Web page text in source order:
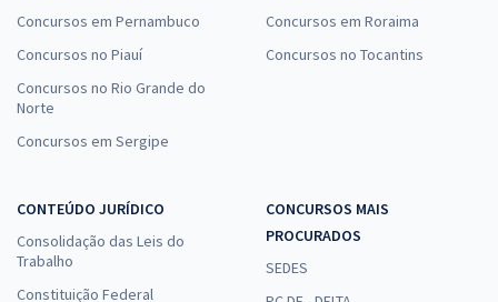
Concursos em Pernambuco
Concursos no Piauí
Concursos no Rio Grande do
Norte
Concursos em Sergipe
Concursos em Roraima
Concursos no Tocantins
CONTEÚDO JURÍDICO
Consolidação das Leis do
Trabalho
Constituição Federal
CONCURSOS MAIS
PROCURADOS
SEDES